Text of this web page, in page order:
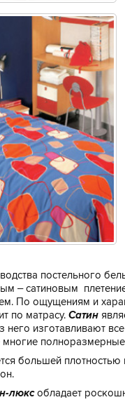
постельного
– сатиновым
По ощущениям и
по матрасу. Сатин
него изготавливают
многие
большей
люксобладает